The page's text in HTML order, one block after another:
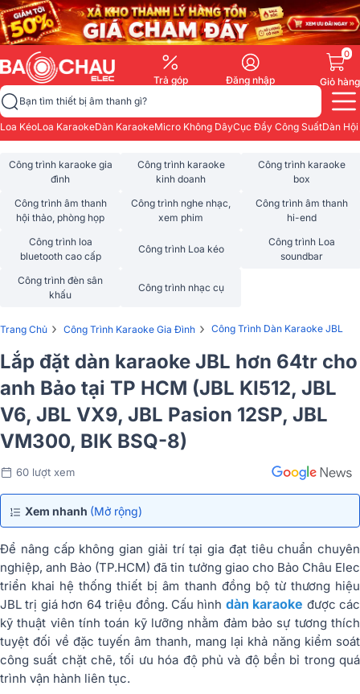
Trả góp Đăng nhập
0
Giỏ hàng
Bạn tìm thiết bị âm thanh gì?
Loa KéoLoa KaraokeDàn KaraokeMicro Không DâyCục Đẩy Công SuấtDàn
Công trình karaoke gia
đình
Công trình karaoke
kinh doanh
Công trình karaoke
box
Công trình âm thanh
hội thảo, phòng họp
Công trình nghe nhạc,
xem phim
Công trình âm thanh
hi-end
Công trình loa
bluetooth cao cấp
Công trình Loa kéo
Công trình Loa
soundbar
Công trình đèn sân
khấu
Công trình nhạc cụ
Trang Chủ › Công Trình Karaoke Gia Đình › Công Trình Dàn Karaoke JBL
Lắp đặt dàn karaoke JBL hơn 64tr cho
anh Bảo tại TP HCM (JBL KI512, JBL
V6, JBL VX9, JBL Pasion 12SP, JBL
VM300, BIK BSQ-8)
60 lượt xem
Xem nhanh (Mở rộng)
Để nâng cấp không gian giải trí tại gia đạt tiêu chuẩn chuyên
nghiệp, anh Bảo (TP.HCM) đã tin tưởng giao cho Bảo Châu Elec
triển khai hệ thống thiết bị âm thanh đồng bộ từ thương hiệu
JBL trị giá hơn 64 triệu đồng. Cấu hình dàn karaoke được các
kỹ thuật viên tính toán kỹ lưỡng nhằm đảm bảo sự tương thích
tuyệt đối về đặc tuyến âm thanh, mang lại khả năng kiểm soát
công suất chặt chẽ, tối ưu hóa độ phủ và độ bền bỉ trong quá
trình vận hành liên tục.